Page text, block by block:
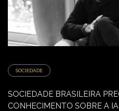
SOCIEDADE
SOCIEDADE BRASILEIRA
CONHECIMENTO SOBRE A IA